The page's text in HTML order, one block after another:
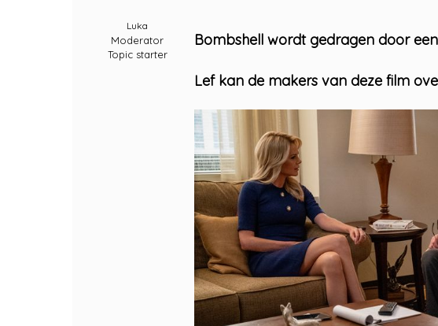
Luka
Moderator
Topic starter
Bombshell wordt gedragen door
Lef kan de makers van deze film